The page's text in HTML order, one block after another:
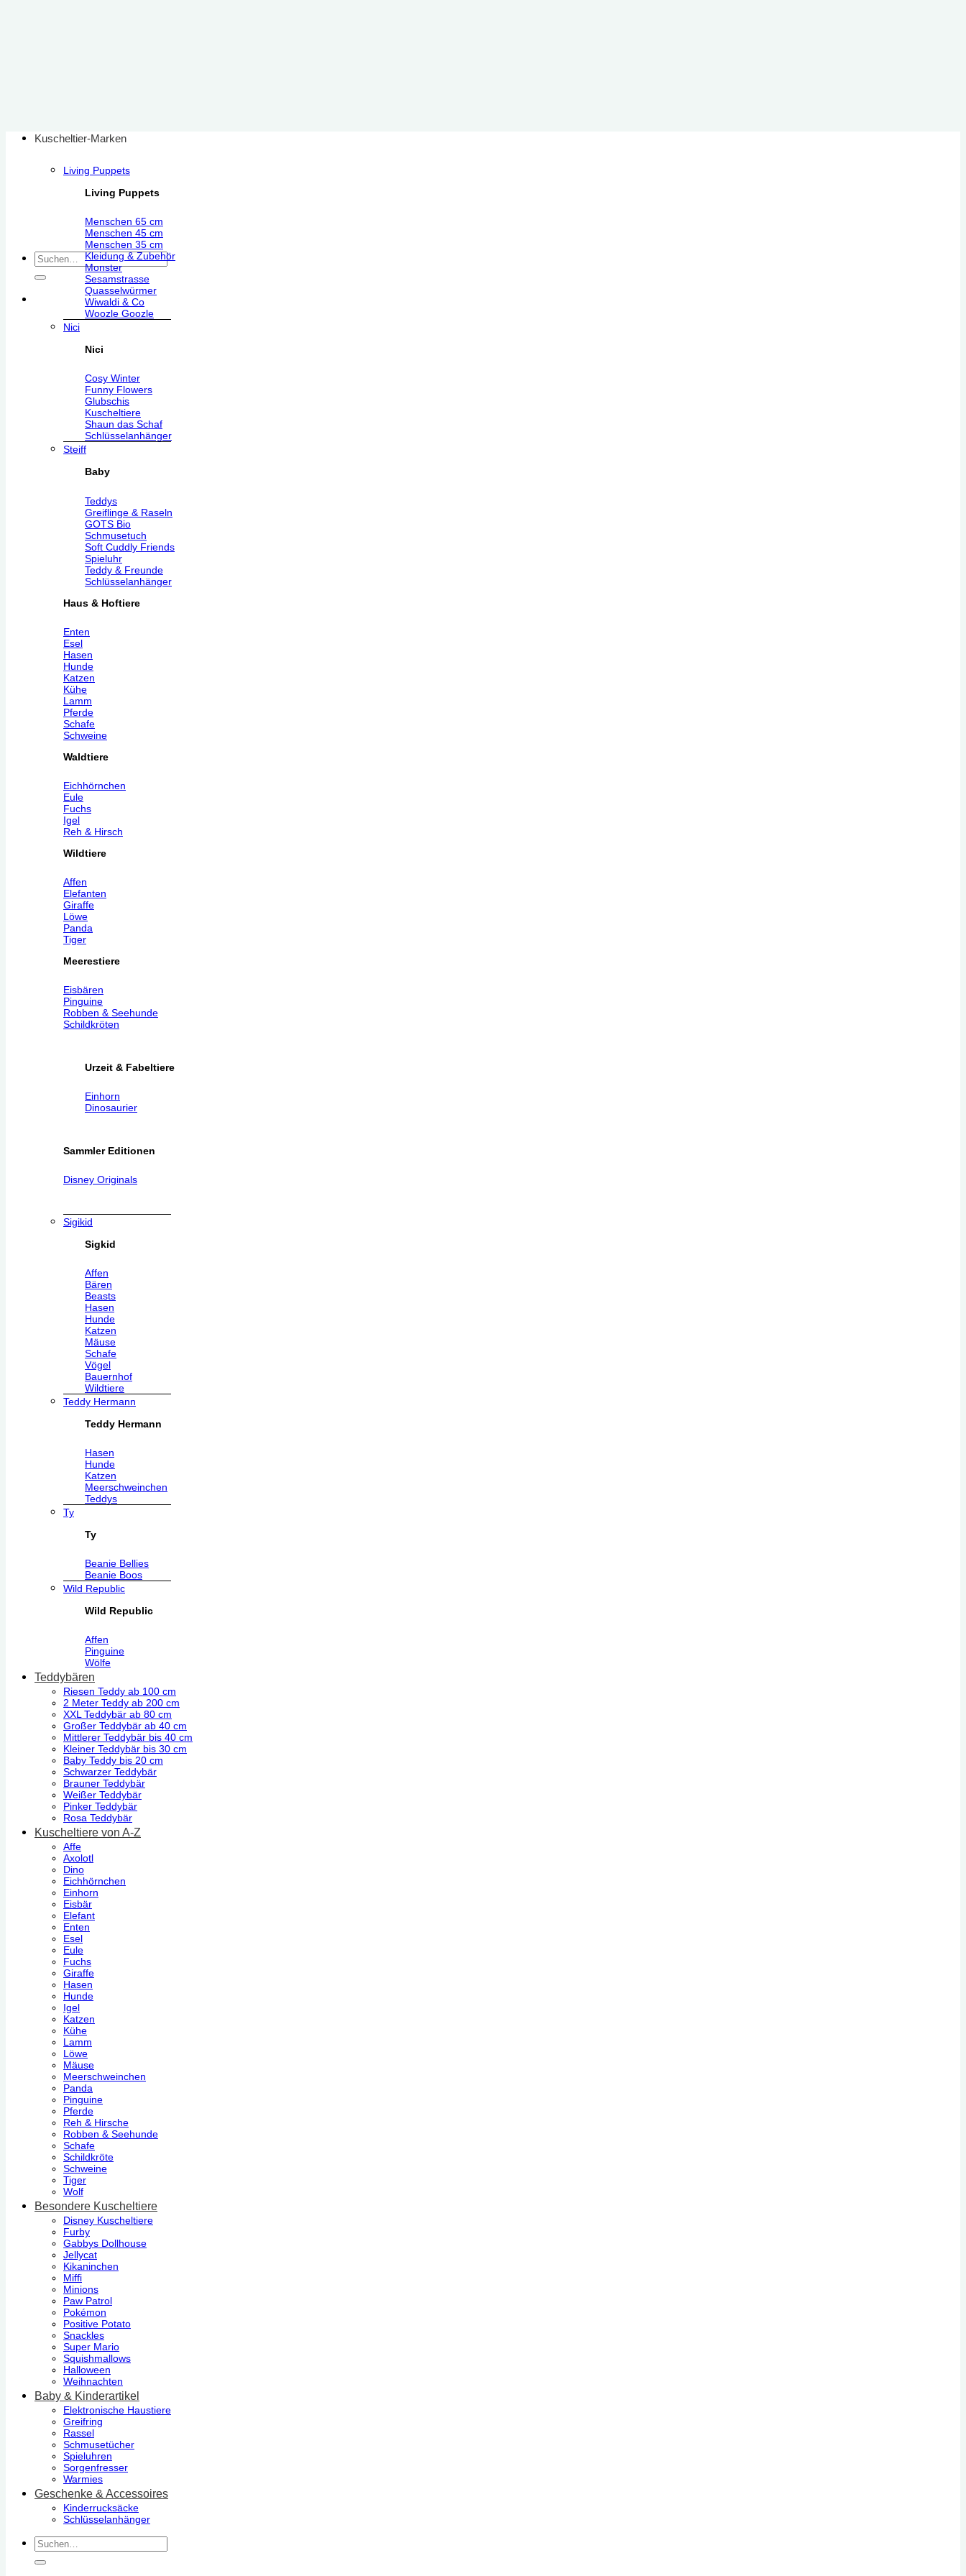
Suchen
Kuscheltier-Marken
Living Puppets
Living Puppets
Menschen 65 cm
Menschen 45 cm
Menschen 35 cm
Kleidung & Zubehör
Monster
Sesamstrasse
Quasselwürmer
Wiwaldi & Co
Woozle Goozle
Nici
Nici
Cosy Winter
Funny Flowers
Glubschis
Kuscheltiere
Shaun das Schaf
Schlüsselanhänger
Steiff
Baby
Teddys
Greiflinge & Raseln
GOTS Bio
Schmusetuch
Soft Cuddly Friends
Spieluhr
Teddy & Freunde
Schlüsselanhänger
Haus & Hoftiere
Enten
Esel
Hasen
Hunde
Katzen
Kühe
Lamm
Pferde
Schafe
Schweine
Waldtiere
Eichhörnchen
Eule
Fuchs
Igel
Reh & Hirsch
Wildtiere
Affen
Elefanten
Giraffe
Löwe
Panda
Tiger
Meerestiere
Eisbären
Pinguine
Robben & Seehunde
Schildkröten
Urzeit & Fabeltiere
Einhorn
Dinosaurier
Sammler Editionen
Disney Originals
Sigikid
Sigkid
Affen
Bären
Beasts
Hasen
Hunde
Katzen
Mäuse
Schafe
Vögel
Bauernhof
Wildtiere
Teddy Hermann
Teddy Hermann
Hasen
Hunde
Katzen
Meerschweinchen
Teddys
Ty
Ty
Beanie Bellies
Beanie Boos
Wild Republic
Wild Republic
Affen
Pinguine
Wölfe
Teddybären
Riesen Teddy ab 100 cm
2 Meter Teddy ab 200 cm
XXL Teddybär ab 80 cm
Großer Teddybär ab 40 cm
Mittlerer Teddybär bis 40 cm
Kleiner Teddybär bis 30 cm
Baby Teddy bis 20 cm
Schwarzer Teddybär
Brauner Teddybär
Weißer Teddybär
Pinker Teddybär
Rosa Teddybär
Kuscheltiere von A-Z
Affe
Axolotl
Dino
Eichhörnchen
Einhorn
Eisbär
Elefant
Enten
Esel
Eule
Fuchs
Giraffe
Hasen
Hunde
Igel
Katzen
Kühe
Lamm
Löwe
Mäuse
Meerschweinchen
Panda
Pinguine
Pferde
Reh & Hirsche
Robben & Seehunde
Schafe
Schildkröte
Schweine
Tiger
Wolf
Besondere Kuscheltiere
Disney Kuscheltiere
Furby
Gabbys Dollhouse
Jellycat
Kikaninchen
Miffi
Minions
Paw Patrol
Pokémon
Positive Potato
Snackles
Super Mario
Squishmallows
Halloween
Weihnachten
Baby & Kinderartikel
Elektronische Haustiere
Greifring
Rassel
Schmusetücher
Spieluhren
Sorgenfresser
Warmies
Geschenke & Accessoires
Kinderrucksäcke
Schlüsselanhänger
Suchen